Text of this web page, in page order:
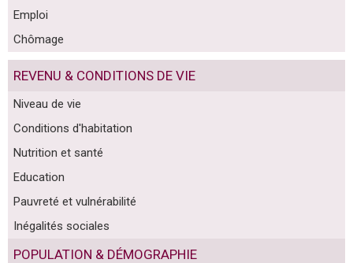
Emploi
Chômage
REVENU & CONDITIONS DE VIE
Niveau de vie
Conditions d'habitation
Nutrition et santé
Education
Pauvreté et vulnérabilité
Inégalités sociales
POPULATION & DÉMOGRAPHIE